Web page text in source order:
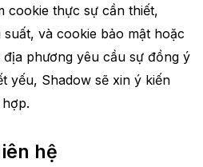
cookie thực sự cần thiết,
và cookie bảo mật hoặc
phương yêu cầu sự đồng ý
yếu, Shadow sẽ xin ý kiến
hệ